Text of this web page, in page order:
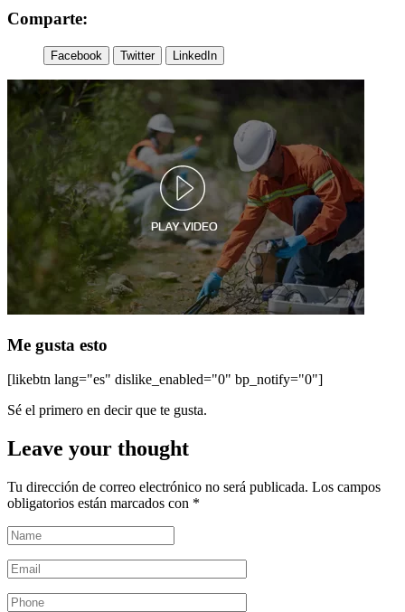
Comparte:
Facebook Twitter LinkedIn
Me gusta esto
[likebtn lang="es" dislike_enabled="0" bp_notify="0"]
Sé el primero en decir que te gusta.
Leave your thought
Tu dirección de correo electrónico no será publicada. Los campos
obligatorios están marcados con *